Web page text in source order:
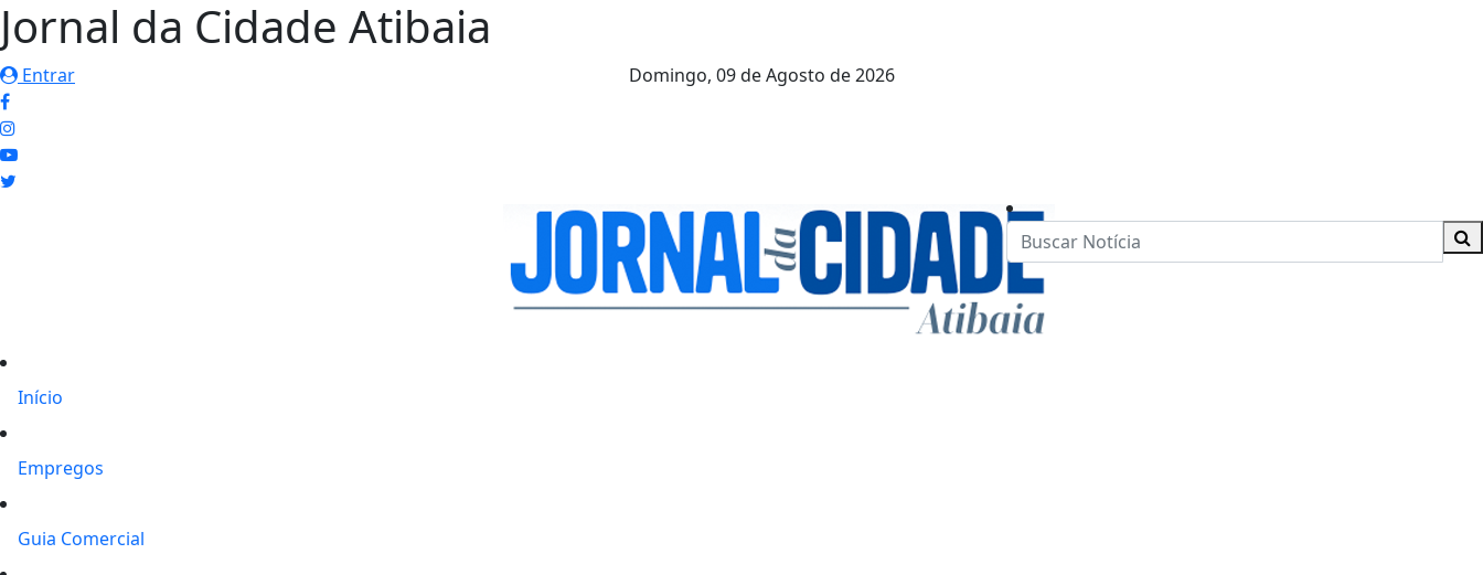
Jornal da Cidade Atibaia
Entrar Domingo, 09 de Agosto de 2026
Início
Empregos
Guia Comercial